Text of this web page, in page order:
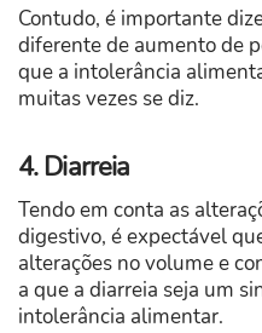
Contudo, é importante
diferente de aumento de
que a intolerância
muitas vezes se diz.
4. Diarreia
Tendo em conta as
digestivo, é expectável
alterações no volume e
a que a diarreia seja um
intolerância alimentar.